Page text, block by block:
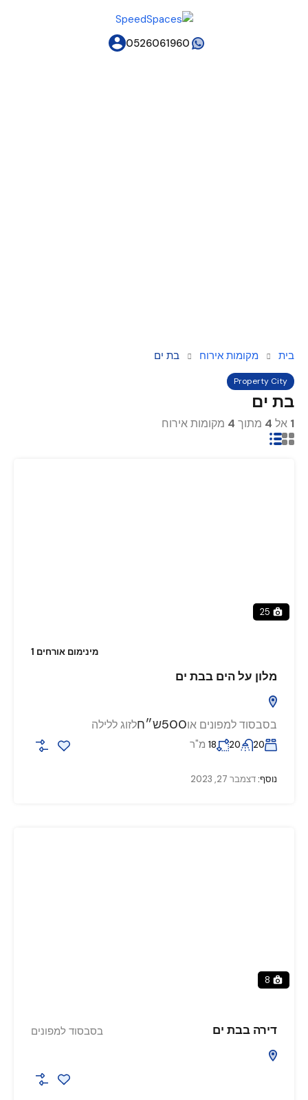
0526061960
בית מקומות אירוח בת ים
Property City
בת ים
1 אל 4 מתוך 4 מקומות אירוח
25
מינימום אורחים 1
מלון על הים בבת ים
בסבסוד למפונים או500ש״ח לזוג ללילה
20
20
18 מ"ר
נוסף:דצמבר 27, 2023
8
דירה בבת ים בסבסוד למפונים